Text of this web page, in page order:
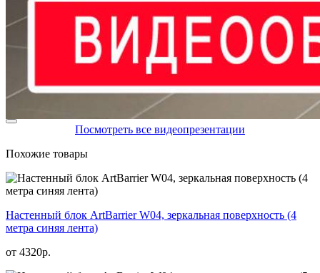
Посмотреть все видеопрезентации
Похожие товары
Настенный блок ArtBarrier W04, зеркальная поверхность (4
метра синяя лента)
от 4320р.